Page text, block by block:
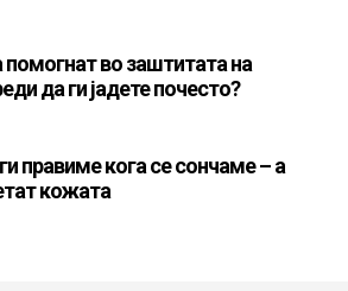
во заштитата на
да ги јадете почесто?
правиме кога се сончаме – а
кожата